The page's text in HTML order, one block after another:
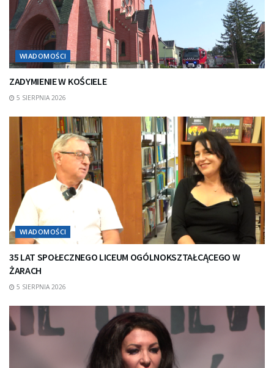
WIADOMOŚCI
ZADYMIENIE W KOŚCIELE
5 SIERPNIA 2026
WIADOMOŚCI
35 LAT SPOŁECZNEGO LICEUM OGÓLNOKSZTAŁCĄCEGO W
ŻARACH
5 SIERPNIA 2026